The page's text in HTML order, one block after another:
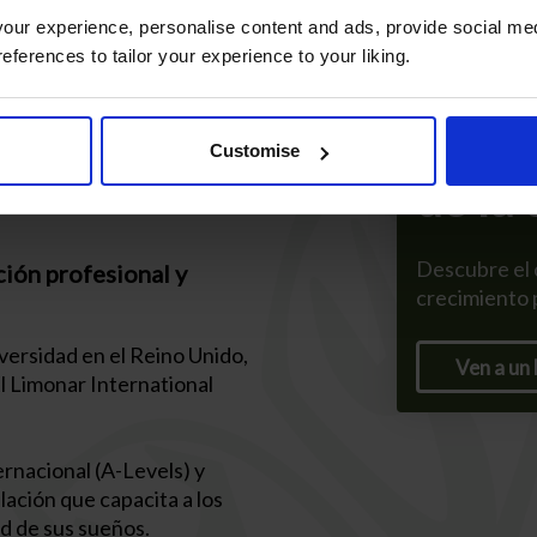
experience, personalise content and ads, provide social
to tailor your experience to your liking.
Customise
profesional y
en el Reino Unido,
Limonar International
(A-Levels) y
que capacita a los
de sus sueños.
de la
Descubre el
crecimiento
Ven a